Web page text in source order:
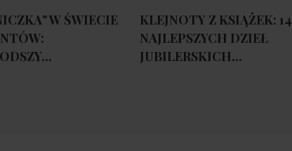
W ŚWIECIE
KLEJNOTY Z KSIĄŻEK: 14
NAJLEPSZYCH DZIEŁ
JUBILERSKICH...